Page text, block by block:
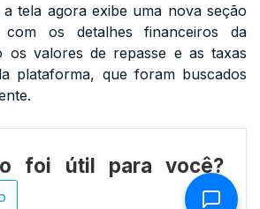
tela agora exibe uma nova seção
os detalhes financeiros da
os valores de repasse e as taxas
plataforma, que foram buscados
foi útil para você?